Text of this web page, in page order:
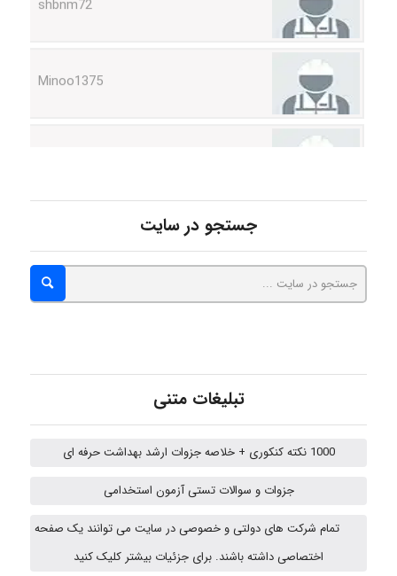
ZAK
vali
HaddadiMahsa
جستجو در سایت
تبلیغات متنی
1000 نکته کنکوری + خلاصه جزوات ارشد بهداشت حرفه ای
جزوات و سوالات تستی آزمون استخدامی
تمام شرکت های دولتی و خصوصی در سایت می توانند یک صفحه
اختصاصی داشته باشند. برای جزئیات بیشتر کلیک کنید